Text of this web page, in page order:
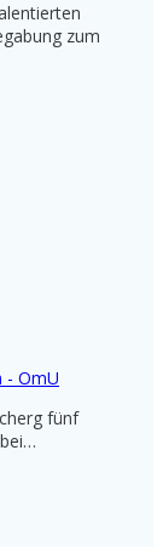
zum
- OmU
fünf